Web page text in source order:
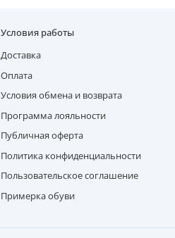
Условия работы
Доставка
Оплата
Условия обмена и возврата
Программа лояльности
Публичная оферта
Политика конфиденциальности
Пользовательское соглашение
Примерка обуви